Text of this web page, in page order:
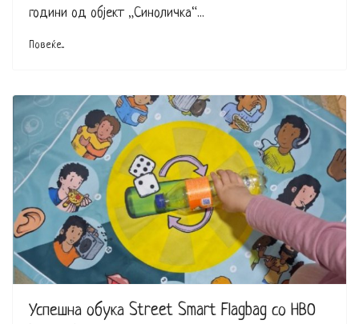
години од објект „Синоличка“...
Повеќе...
Успешна обука Street Smart Flagbag со НВО